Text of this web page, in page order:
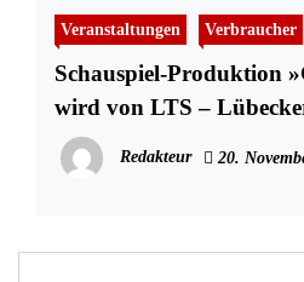
Veranstaltungen Verbraucher
Schauspiel-Produktion
wird von LTS –
mit 15.000 € gefördert
Redakteur 20.